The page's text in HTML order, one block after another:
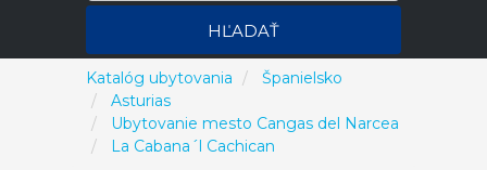
HĽADAŤ
Katalóg ubytovania
Španielsko
Asturias
Ubytovanie mesto Cangas del Narcea
La Cabana´l Cachican